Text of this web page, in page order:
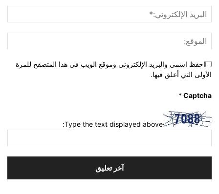
احفظ اسمي والبريد الإلكتروني وموقع الويب في هذا المتصفح للمرة
الأولى التي أعلق فيها.
Captcha
*
Type the text displayed above: